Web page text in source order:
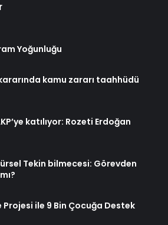
Yoğunluğu
kamu zararı taahhüdü
katılıyor: Rozeti Erdoğan
Tekin bilmecesi: Görevden
ile 9 Bin Çocuğa Destek